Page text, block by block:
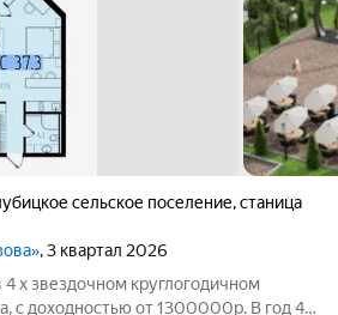
сельское поселение,станица
, 3 квартал 2026
х звездочном круглогодичном
с доходностью от 1300000р. В год 4